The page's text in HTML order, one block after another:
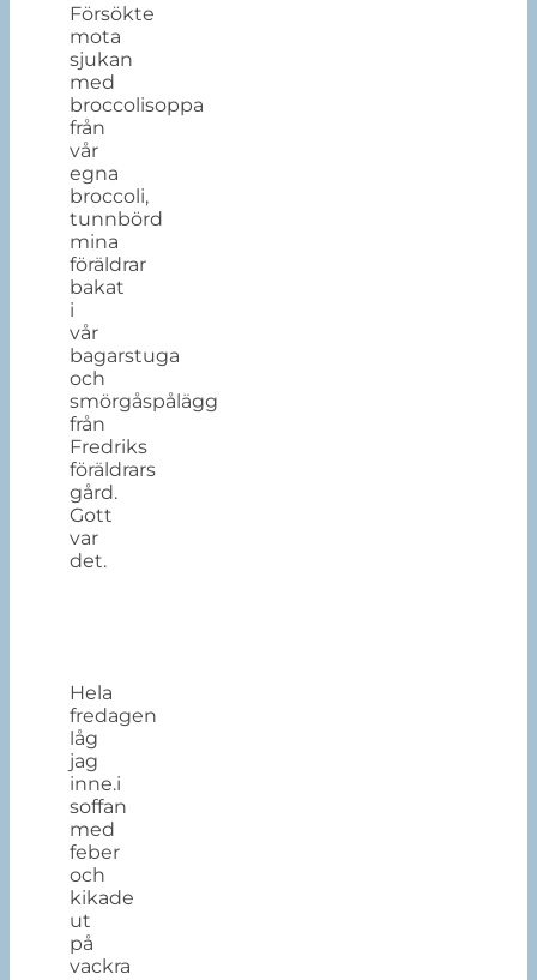
Försökte
mota
sjukan
med
broccolisoppa
från
vår
egna
broccoli,
tunnbörd
mina
föräldrar
bakat
i
vår
bagarstuga
och
smörgåspålägg
från
Fredriks
föräldrars
gård.
Gott
var
det.
Hela
fredagen
låg
jag
inne.i
soffan
med
feber
och
kikade
ut
på
vackra